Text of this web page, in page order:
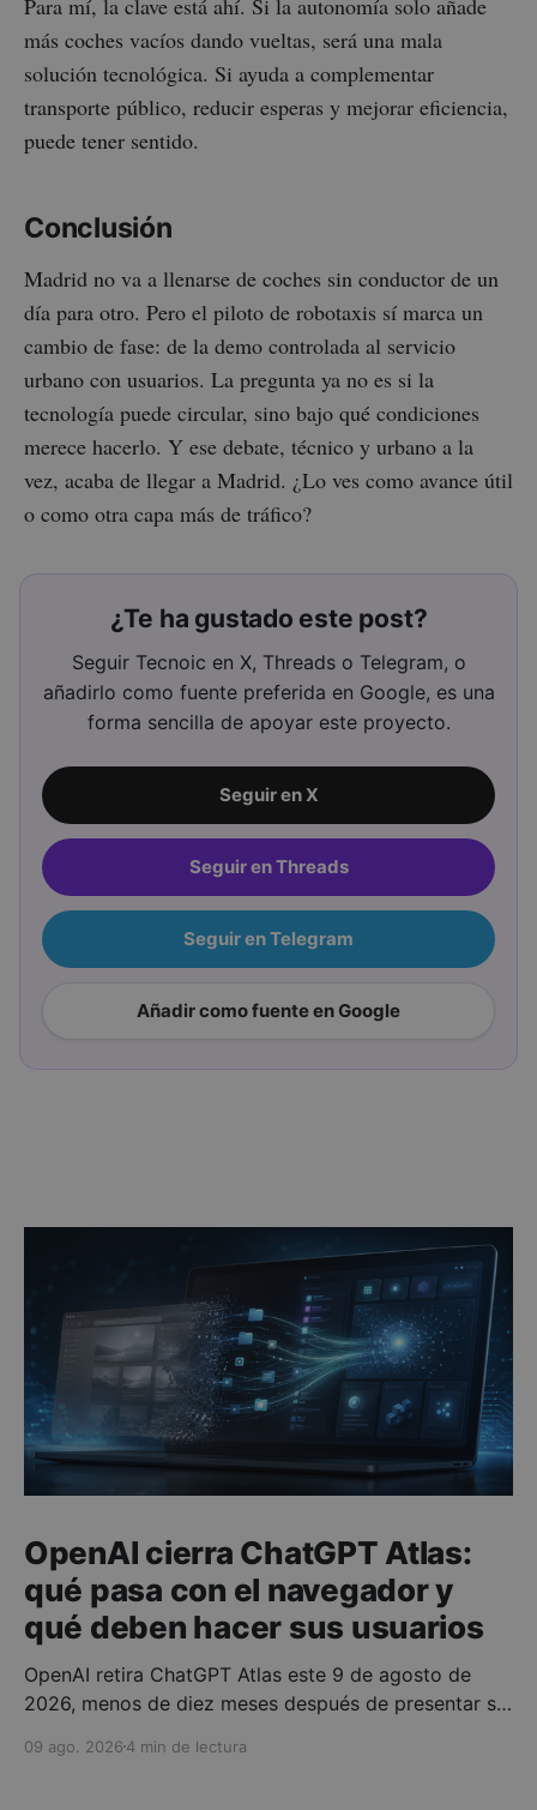
Para mí, la clave está ahí. Si la autonomía solo añade
más coches vacíos dando vueltas, será una mala
solución tecnológica. Si ayuda a complementar
transporte público, reducir esperas y mejorar eficiencia,
puede tener sentido.
Conclusión
Madrid no va a llenarse de coches sin conductor de un
día para otro. Pero el piloto de robotaxis sí marca un
cambio de fase: de la demo controlada al servicio
urbano con usuarios. La pregunta ya no es si la
tecnología puede circular, sino bajo qué condiciones
merece hacerlo. Y ese debate, técnico y urbano a la
vez, acaba de llegar a Madrid. ¿Lo ves como avance útil
o como otra capa más de tráfico?
¿Te ha gustado este post?
Seguir Tecnoic en X, Threads o Telegram, o
añadirlo como fuente preferida en Google, es una
forma sencilla de apoyar este proyecto.
Seguir en X
Seguir en Threads
Seguir en Telegram
Añadir como fuente en Google
OpenAI cierra ChatGPT Atlas:
qué pasa con el navegador y
qué deben hacer sus usuarios
OpenAI retira ChatGPT Atlas este 9 de agosto de
2026, menos de diez meses después de presentar su
compañía no está abandonando la navegación
09 ago. 2026 4 min de lectura